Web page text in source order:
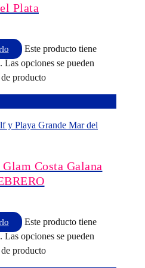
Plata
Este producto tiene
Las opciones se pueden
producto
Costa Galana
Este producto tiene
Las opciones se pueden
producto